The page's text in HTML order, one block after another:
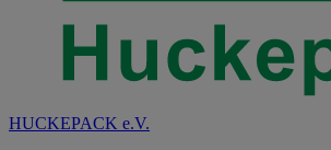
HUCKEPACK e.V.